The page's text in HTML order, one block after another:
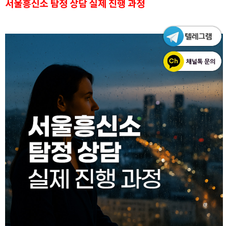
서울흥신소 탐정 상담 실제 진행 과정